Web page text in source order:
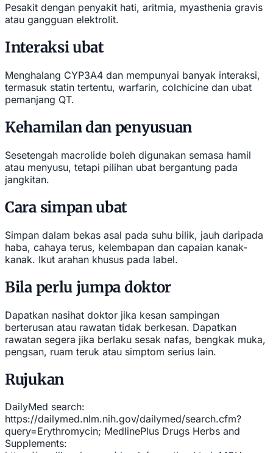
Pesakit dengan penyakit hati, aritmia, myasthenia gravis
atau gangguan elektrolit.
Interaksi ubat
Menghalang CYP3A4 dan mempunyai banyak interaksi,
termasuk statin tertentu, warfarin, colchicine dan ubat
pemanjang QT.
Kehamilan dan penyusuan
Sesetengah macrolide boleh digunakan semasa hamil
atau menyusu, tetapi pilihan ubat bergantung pada
jangkitan.
Cara simpan ubat
Simpan dalam bekas asal pada suhu bilik, jauh daripada
haba, cahaya terus, kelembapan dan capaian kanak-
kanak. Ikut arahan khusus pada label.
Bila perlu jumpa doktor
Dapatkan nasihat doktor jika kesan sampingan
berterusan atau rawatan tidak berkesan. Dapatkan
rawatan segera jika berlaku sesak nafas, bengkak muka,
pengsan, ruam teruk atau simptom serius lain.
Rujukan
DailyMed search:
https://dailymed.nlm.nih.gov/dailymed/search.cfm?
query=Erythromycin; MedlinePlus Drugs Herbs and
Supplements: